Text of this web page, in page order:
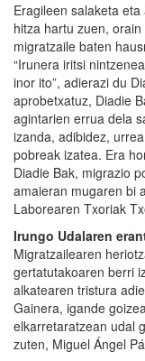
Eragileen salaketa
hitza hartu zuen,
migratzaile baten
“Irunera iritsi
inor ito”, adierazi du
aprobetxatuz, Diadie
agintarien errua dela
izanda, adibidez,
pobreak izatea. Era
Diadie Bak, migrazio
amaieran mugaren bi
Laborearen Txoriak
Irungo Udalaren
Migratzailearen
gertatutakoaren berri
alkatearen tristura
Gainera, igande
elkarretaratzean udal
zuten, Miguel Ángel